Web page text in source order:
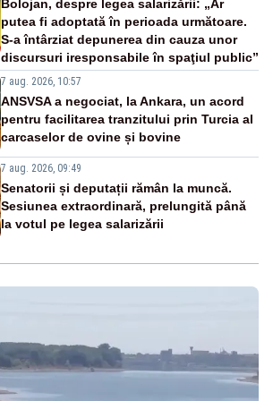
Bolojan, despre legea salarizării: „Ar
putea fi adoptată în perioada următoare.
S-a întârziat depunerea din cauza unor
discursuri iresponsabile în spaţiul public”
7 aug. 2026, 10:57
ANSVSA a negociat, la Ankara, un acord
pentru facilitarea tranzitului prin Turcia al
carcaselor de ovine și bovine
7 aug. 2026, 09:49
Senatorii și deputații rămân la muncă.
Sesiunea extraordinară, prelungită până
la votul pe legea salarizării